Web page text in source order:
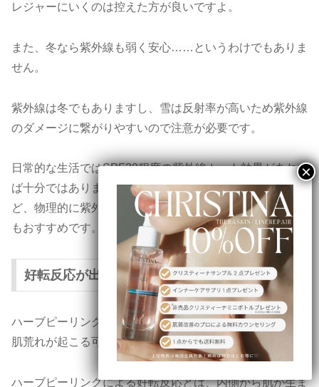
レジャーにいくのは控えた方が良いですよ。
また、冬なら紫外線も弱く安心……というわけでもありま
せん。
紫外線は冬でもありますし、雪は反射率が高いため紫外線
のダメージに繋がりやすいので注意が必要です。
日常的な生活ではSPF30程度の紫外線カット効果があれ
ば十分ではありますが、心配な方は日傘やサングラスな
ど、物理的に紫外線をカットできるものと組み合わせるの
もおすすめです。
好転反応が出る場合がある
ハーブピーリングを行ったあと、好転反応として一時的に
肌荒れが起こる可能性があります。
ハーブピーリングによる好転反応とは、内側から肌が生ま